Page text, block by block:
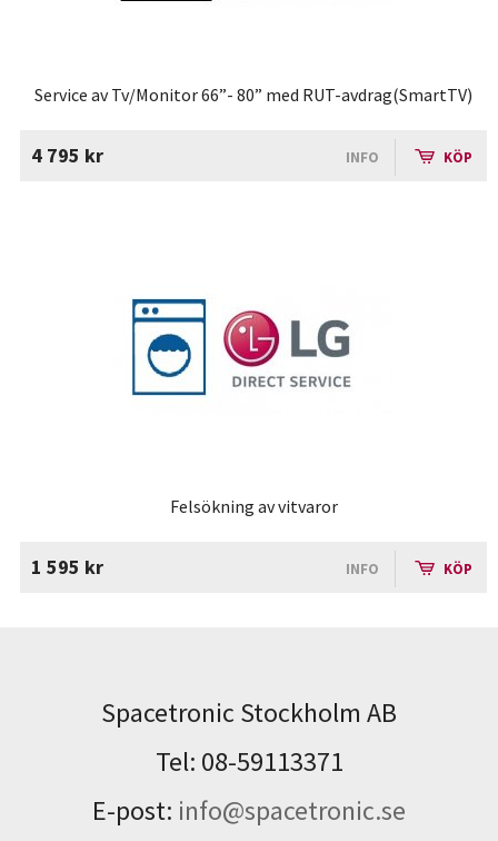
Service av Tv/Monitor 66”- 80” med RUT-avdrag(SmartTV)
4 795 kr INFO KÖP
Felsökning av vitvaror
1 595 kr INFO KÖP
Spacetronic Stockholm AB
Tel: 08-59113371
E-post: info@spacetronic.se